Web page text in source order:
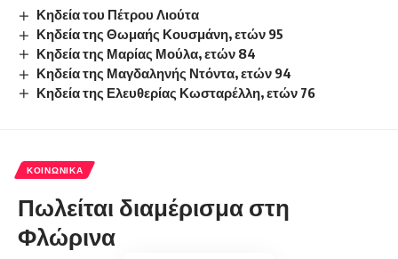
Κηδεία του Πέτρου Λιούτα
Κηδεία της Θωμαής Κουσμάνη, ετών 95
Κηδεία της Μαρίας Μούλα, ετών 84
Κηδεία της Μαγδαληνής Ντόντα, ετών 94
Κηδεία της Ελευθερίας Κωσταρέλλη, ετών 76
ΚΟΙΝΩΝΙΚΆ
Πωλείται διαμέρισμα στη
Φλώρινα